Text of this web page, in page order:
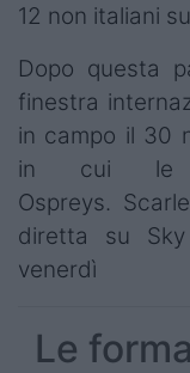
12 non italiani
Dopo questa
finestra
in campo il 30
in cui le
Ospreys.
diretta su
venerdì
Le